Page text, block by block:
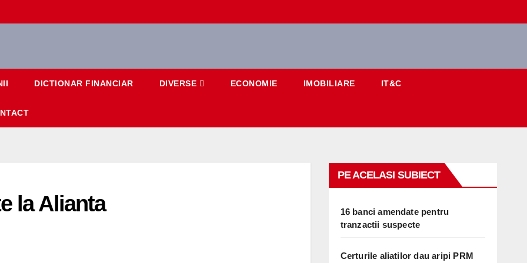
DICTIONAR FINANCIAR DIVERSE ECONOMIE IMOBILIARE IT&C
la Alianta
PE ACELASI SUBIECT
16 banci amendate pentru
tranzactii suspecte
Certurile aliatilor dau aripi PRM